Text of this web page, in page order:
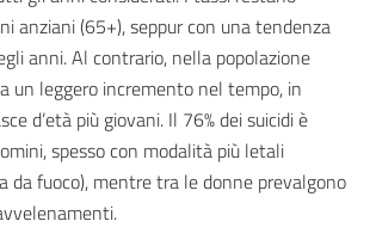
anziani (65+), seppur con una tendenza
anni. Al contrario, nella popolazione
un leggero incremento nel tempo, in
d’età più giovani. Il 76% dei suicidi è
spesso con modalità più letali
da fuoco), mentre tra le donne prevalgono